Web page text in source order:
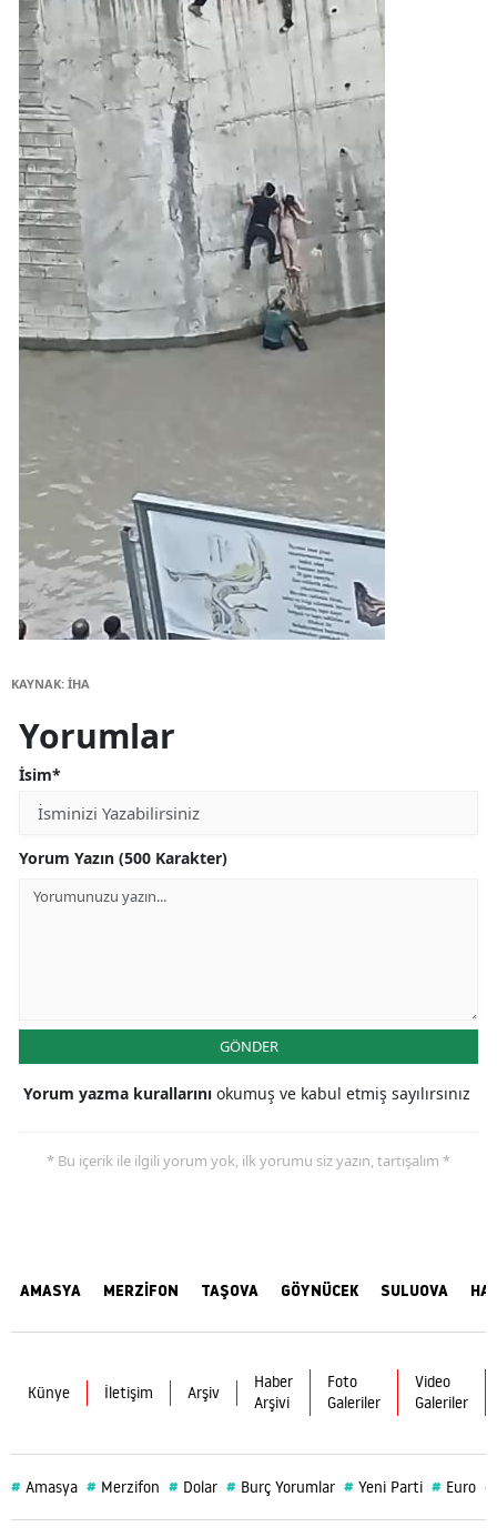
KAYNAK: İHA
Yorumlar
İsim*
Yorum Yazın (500 Karakter)
GÖNDER
Yorum yazma kurallarını okumuş ve kabul etmiş sayılırsınız
* Bu içerik ile ilgili yorum yok, ilk yorumu siz yazın, tartışalım *
AMASYA MERZİFON TAŞOVA GÖYNÜCEK SULUOVA
Künye İletişim Arşiv
Haber
Arşivi
Foto
Galeriler
Video
Galeriler
# Amasya # Merzifon # Dolar # Burç Yorumlar # Yeni Parti # Euro #